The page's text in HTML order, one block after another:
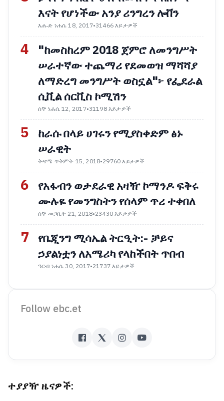
እናት የሆነችው አንያ ሪንግረን ሎቨን
እሑድ ነሐሴ 18, 2017•31466 እይታዎች
4
"ከመስከረም 2018 ጀምሮ ለመንግሥት
ሠራተኛው ተጨማሪ የደመወዝ ማሻሻያ
ለማድረግ መንግሥት ወስኗል"፦ የፌደራል
ሲቪል ሰርቪስ ኮሚሽን
ሰኞ ነሐሴ 12, 2017•31198 እይታዎች
5
ከራሱ በላይ ሀገሩን የሚያስቀድም ፅኑ
ሠራዊት
ቅዳሜ ጥቅምት 15, 2018•29760 እይታዎች
6
የአፋብን ወታደራዊ አዛዥ ኮማንዶ ፍቅሩ
ሙሉዬ የመንግስትን የሰላም ጥሪ ተቀበለ
ሰኞ መጋቢት 21, 2018•23430 እይታዎች
7
የቤጂንግ ሚሳኤል ትርዒት:- ቻይና
ኃያልነቷን ለአሜሪካ የላከችበት ጥበብ
ዓርብ ነሐሴ 30, 2017•21737 እይታዎች
Follow ebc.et
ተያያዥ ዜናዎች: